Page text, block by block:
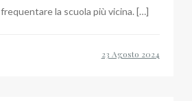
la scuola più vicina. […]